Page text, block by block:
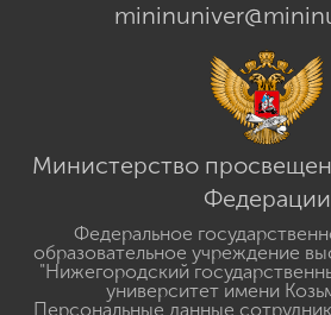
Министерство
Федерации
Федеральное
образовательное учреждение
"Нижегородский
университет имени
Персональные данные